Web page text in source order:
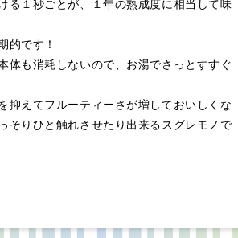
る１秒ごとが、１年の熟成度に相当して味
的です！
体も消耗しないので、お湯でさっとすすぐ
抑えてフルーティーさが増しておいしくな
そりひと触れさせたり出来るスグレモノで